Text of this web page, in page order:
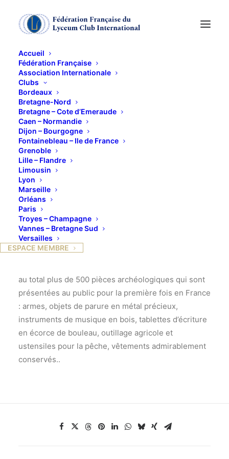
Accueil
Fédération Française
Association Internationale
Clubs
Bordeaux
Bretagne-Nord
Bretagne – Cote d’Emeraude
Caen – Normandie
Dijon – Bourgogne
Fontainebleau – Ile de France
Grenoble
Lille – Flandre
Limousin
Lyon
Marseille
Orléans
Paris
Troyes – Champagne
Vannes – Bretagne Sud
Versailles
ESPACE MEMBRE
NORMANDIE : Les
Vikings
Musée de Normandie : Exposition sur les Vikings en
NormandieLe Musée de Novgorod et le Musée de
l’Ermitage ont accepté d’accompagner le projet de
au total plus de 500 pièces archéologiques qui sont
présentées au public pour la première fois en France
: armes, objets de parure en métal précieux,
instruments de musique en bois, tablettes d’écriture
en écorce de bouleau, outillage agricole et
ustensiles pour la pêche, vêtements admirablement
conservés..